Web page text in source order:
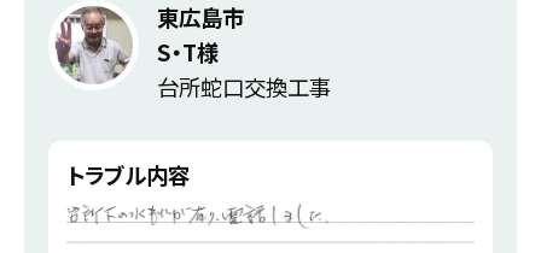
東広島市
S・T様
台所蛇口交換工事
トラブル内容